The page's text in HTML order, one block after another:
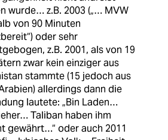
wurde… z.B. 2003 („… MVW
von 90 Minuten
oder sehr
z.B. 2001, als von 19
zwar kein einziger aus
stammte (15 jedoch aus
allerdings dann die
lautete: „Bin Laden…
Taliban haben ihm
gewährt…“ oder auch 2011